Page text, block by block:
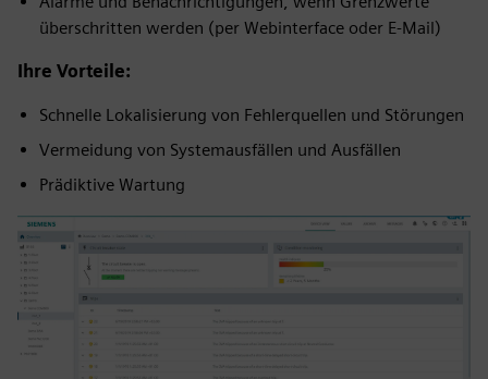
überschritten werden (per Webinterface oder E-Mail)
Ihre Vorteile:
Schnelle Lokalisierung von Fehlerquellen und Störungen
Vermeidung von Systemausfällen und Ausfällen
Prädiktive Wartung